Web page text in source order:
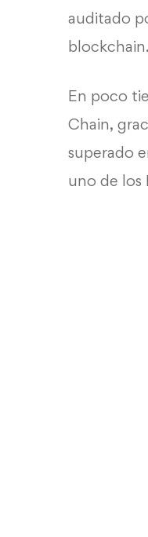
auditado
En poco
Chain,
superado
uno de los